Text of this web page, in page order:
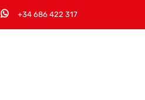
+34 686 422 317